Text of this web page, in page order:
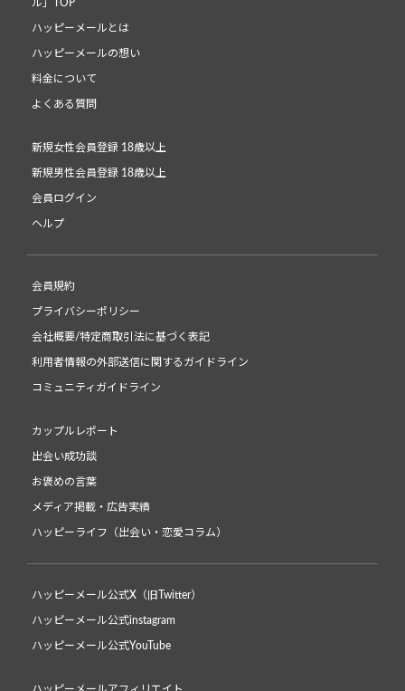
ル」TOP
ハッピーメールとは
ハッピーメールの想い
料金について
よくある質問
新規女性会員登録 18歳以上
新規男性会員登録 18歳以上
会員ログイン
ヘルプ
会員規約
プライバシーポリシー
会社概要/特定商取引法に基づく表記
利用者情報の外部送信に関するガイドライン
コミュニティガイドライン
カップルレポート
出会い成功談
お褒めの言葉
メディア掲載・広告実績
ハッピーライフ（出会い・恋愛コラム）
ハッピーメール公式X（旧Twitter）
ハッピーメール公式instagram
ハッピーメール公式YouTube